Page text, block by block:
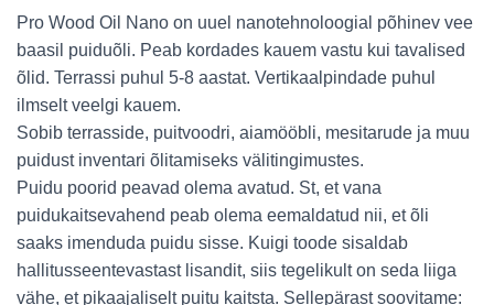
Pro Wood Oil Nano on uuel nanotehnoloogial põhinev vee
baasil puiduõli. Peab kordades kauem vastu kui tavalised
õlid. Terrassi puhul 5-8 aastat. Vertikaalpindade puhul
ilmselt veelgi kauem.
Sobib terrasside, puitvoodri, aiamööbli, mesitarude ja muu
puidust inventari õlitamiseks välitingimustes.
Puidu poorid peavad olema avatud. St, et vana
puidukaitsevahend peab olema eemaldatud nii, et õli
saaks imenduda puidu sisse. Kuigi toode sisaldab
hallitusseentevastast lisandit, siis tegelikult on seda liiga
vähe, et pikaajaliselt puitu kaitsta. Sellepärast soovitame: